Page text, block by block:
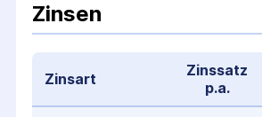
Zinsen
Zinsart
Zinssatz
p.a.